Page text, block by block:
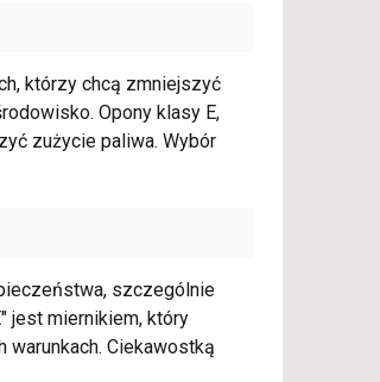
którzy chcą zmniejszyć
Opony klasy E,
zużycie paliwa. Wybór
szczególnie
jest miernikiem, który
Ciekawostką